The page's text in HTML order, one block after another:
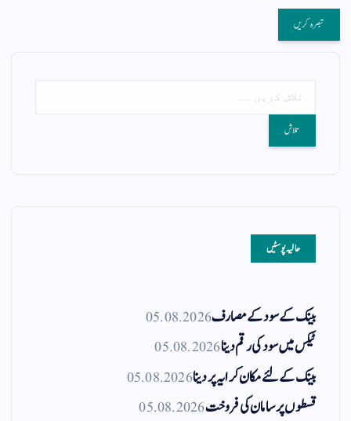
حالیہ پوسٹیں
بینک کے سود کے مصارف05.08.2026
ٹیکس میں سود کی رقم دینا05.08.2026
بینک کے لئے مکان کرایہ پر دینا05.08.2026
قسطوں پر سامان کی فروخت05.08.2026